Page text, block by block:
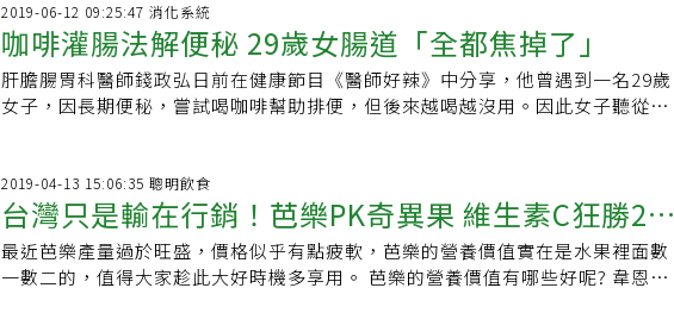
2019-06-12 09:25:47 消化系統
咖啡灌腸法解便秘 29歲女腸道「全都焦掉了」
肝膽腸胃科醫師錢政弘日前在健康節目《醫師好辣》中分享，他曾遇到一名29歲
女子，因長期便秘，嘗試喝咖啡幫助排便，但後來越喝越沒用。因此女子聽從朋
2019-04-13 15:06:35 聰明飲食
台灣只是輸在行銷！芭樂PK奇異果 維生素C狂勝2.6
倍
最近芭樂產量過於旺盛，價格似乎有點疲軟，芭樂的營養價值實在是水果裡面數
一數二的，值得大家趁此大好時機多享用。 芭樂的營養價值有哪些好呢? 韋恩整